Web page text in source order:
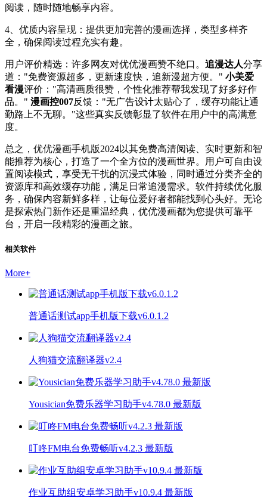
阅读，随时随地畅享内容。
4、优质内容呈现：提供更加完善的漫画选择，类型多样齐
全，确保阅读过程充实有趣。
用户评价精选：许多网友对优优漫画赞不绝口。 追漫达人分享
道："免费资源超多，更新速度快，追新漫超方便。" 小美爱
看漫评价："高清画质很赞，个性化推荐帮我发现了好多好作
品。" 漫画控007反馈："无广告设计太贴心了，缓存功能让通
勤路上不无聊。"这些真实反馈彰显了软件在用户中的高满意
度。
总之，优优漫画手机版2024以其免费高清阅读、实时更新和智
能推荐为核心，打造了一个全方位的漫画世界。用户可自由设
置阅读模式，享受无干扰的沉浸式体验，同时通过分类齐全的
资源库和高效缓存功能，满足日常追漫需求。软件持续优化服
务，确保内容新鲜多样，让每位爱好者都能找到心头好。无论
是探索热门新作还是重温经典，优优漫画都为您提供可靠平
台，开启一段精彩的漫画之旅。
相关软件
More+
普通话测试app手机版下载v6.0.1.2
人狗猫交流翻译器v2.4
Yousician免费乐器学习助手v4.78.0 最新版
叮咚FM电台免费畅听v4.2.3 最新版
作业互助组安卓学习助手v10.9.4 最新版